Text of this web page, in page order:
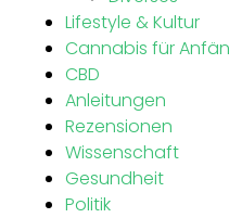
Lifestyle & Kultur
Cannabis für
CBD
Anleitungen
Rezensionen
Wissenschaft
Gesundheit
Politik